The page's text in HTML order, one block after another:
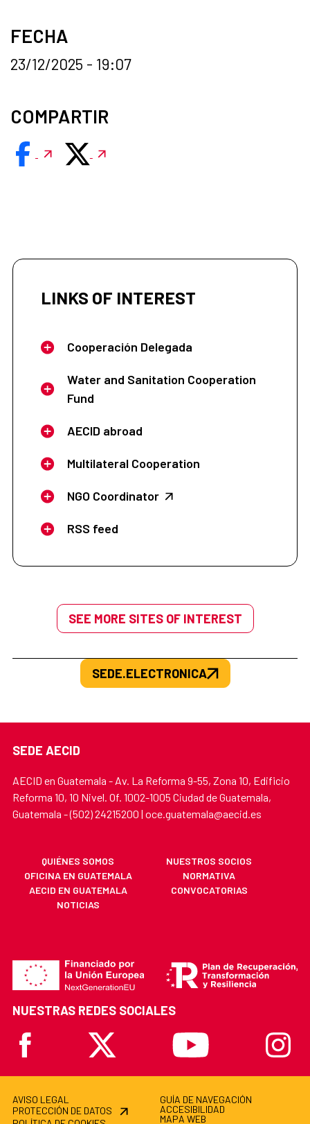
FECHA
23/12/2025 - 19:07
COMPARTIR
LINKS OF INTEREST
Cooperación Delegada
Water and Sanitation Cooperation
Fund
AECID abroad
Multilateral Cooperation
NGO Coordinator
RSS feed
SEE MORE SITES OF INTEREST
SEDE.ELECTRONICA
SEDE AECID
AECID en Guatemala - Av. La Reforma 9-55, Zona 10, Edificio
Reforma 10, 10 Nivel. Of. 1002-1005 Ciudad de Guatemala,
Guatemala - (502) 24215200 | oce.guatemala@aecid.es
QUIÉNES SOMOS
NUESTROS SOCIOS
OFICINA EN GUATEMALA
NORMATIVA
AECID EN GUATEMALA
CONVOCATORIAS
NOTICIAS
NUESTRAS REDES SOCIALES
Facebook
X Youtube
AVISO LEGAL
PROTECCIÓN DE DATOS
GUÍA DE NAVEGACIÓN
ACCESIBILIDAD
MAPA WEB